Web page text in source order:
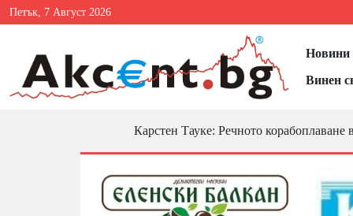
Петък, 7 Август 2026
Новини
Винен
Карстен Тауке: Речното